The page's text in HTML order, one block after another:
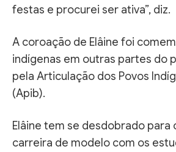
festas e procurei ser ativa”, diz.
A coroação de Elâine foi
indígenas em outras partes do
pela Articulação dos Povos
(Apib).
Elâine tem se desdobrado para
carreira de modelo com os